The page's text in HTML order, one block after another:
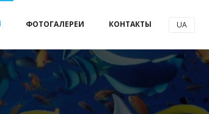
ФОТОГАЛЕРЕИ КОНТАКТЫ UA